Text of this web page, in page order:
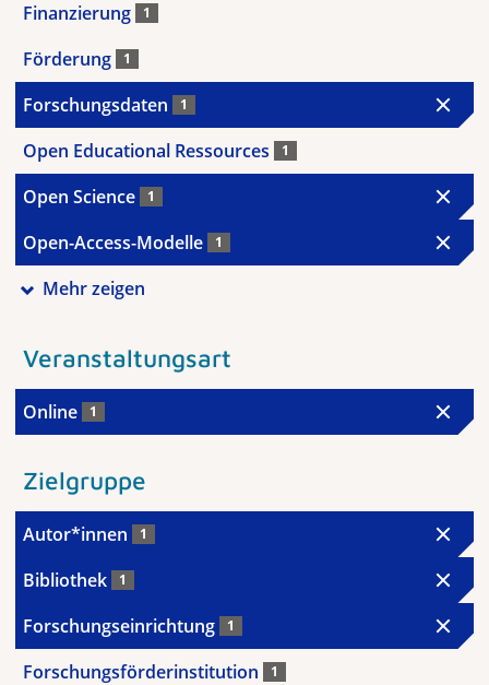
Finanzierung 1
Förderung 1
Forschungsdaten 1
Open Educational Ressources 1
Open Science 1
Open-Access-Modelle 1
Mehr zeigen
Veranstaltungsart
Online 1
Zielgruppe
Autor*innen 1
Bibliothek 1
Forschungseinrichtung 1
Forschungsförderinstitution 1